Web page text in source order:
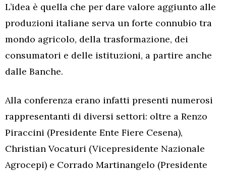
L’idea è quella che per dare valore aggiunto alle
produzioni italiane serva un forte connubio tra
mondo agricolo, della trasformazione, dei
consumatori e delle istituzioni, a partire anche
dalle Banche.
Alla conferenza erano infatti presenti numerosi
rappresentanti di diversi settori: oltre a Renzo
Piraccini (Presidente Ente Fiere Cesena),
Christian Vocaturi (Vicepresidente Nazionale
Agrocepi) e Corrado Martinangelo (Presidente